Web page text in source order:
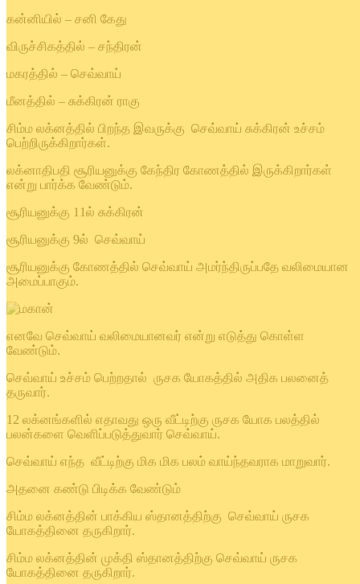
கன்னியில் – சனி கேது
விருச்சிகத்தில் – சந்திரன்
மகரத்தில் – செவ்வாய்
மீனத்தில் – சுக்கிரன் ராகு
சிம்ம லக்னத்தில் பிறந்த இவருக்கு செவ்வாய் சுக்கிரன் உச்சம்
பெற்றிருக்கிறார்கள்.
லக்னாதிபதி சூரியனுக்கு கேந்திர கோணத்தில் இருக்கிறார்கள்
என்று பார்க்க வேண்டும்.
சூரியனுக்கு 11ல் சுக்கிரன்
சூரியனுக்கு 9ல் செவ்வாய்
சூரியனுக்கு கோணத்தில் செவ்வாய் அமர்ந்திருப்பதே வலிமையான
அமைப்பாகும்.
எனவே செவ்வாய் வலிமையானவர் என்று எடுத்து கொள்ள
வேண்டும்.
செவ்வாய் உச்சம் பெற்றதால் ருசக யோகத்தில் அதிக பலனைத்
தருவார்.
12 லக்னங்களில் எதாவது ஒரு வீட்டிற்கு ருசக யோக பலத்தில்
பலன்களை வெளிப்படுத்துவார் செவ்வாய்.
செவ்வாய் எந்த வீட்டிற்கு மிக மிக பலம் வாய்ந்தவராக மாறுவார்.
அதனை கண்டு பிடிக்க வேண்டும்
சிம்ம லக்னத்தின் பாக்கிய ஸ்தானத்திற்கு செவ்வாய் ருசக
யோகத்தினை தருகிறார்.
சிம்ம லக்னத்தின் முக்தி ஸ்தானத்திற்கு செவ்வாய் ருசக
யோகத்தினை தருகிறார்.